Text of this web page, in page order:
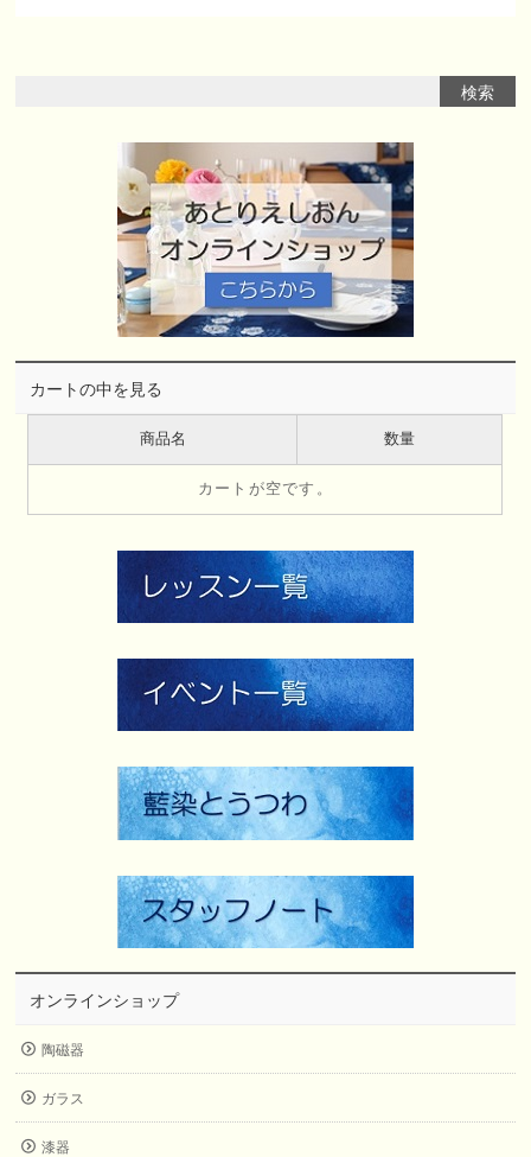
カートの中を見る
商品名 数量
カートが空です。
オンラインショップ
陶磁器
ガラス
漆器